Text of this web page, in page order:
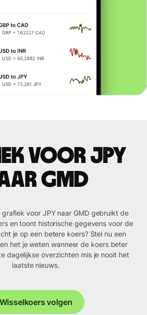
voor JPY
GMD
voor JPY naar GMD gebruikt de
en toont historische gegevens voor de
je op een betere koers? Stel nu een
het je weten wanneer de koers beter
dagelijkse overzichten mis je nooit het
laatste nieuws.
Wisselkoers volgen